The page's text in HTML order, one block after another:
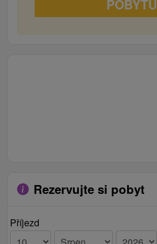
POBYTU
Rezervujte si pobyt
Příjezd